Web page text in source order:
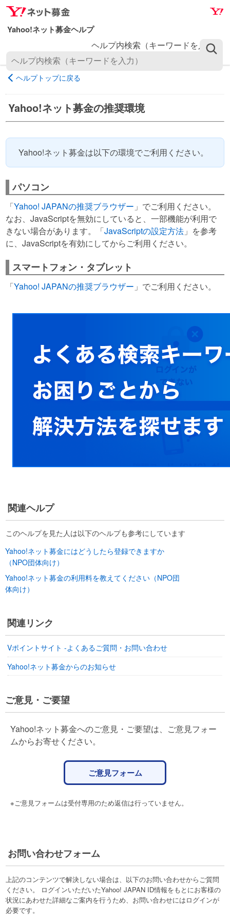
ナ
ビ
ゲ
シ
ョ
ン
ス
キ
ッ
メ
イ
ン
ン
テ
ン
へ
ス
キ
ヘルプ内検索（キーワードを入力）
ヘルプトップに戻る
Yahoo!ネット募金の推奨環境
Yahoo!ネット募金は以下の環境でご利用ください。
パソコン
「Yahoo! JAPANの推奨ブラウザー 」でご利用ください。
なお、JavaScriptを無効にしていると、一部機能が利用で
きない場合があります。「JavaScriptの設定方法 」を参考
に、JavaScriptを有効にしてからご利用ください。
スマートフォン・タブレット
「Yahoo! JAPANの推奨ブラウザー 」でご利用ください。
関連ヘルプ
このヘルプを見た人は以下のヘルプも参考にしています
Yahoo!ネット募金にはどうしたら登録できますか
（NPO団体向け）
Yahoo!ネット募金の利用料を教えてください（NPO団
体向け）
関連リンク
Vポイントサイト -よくあるご質問・お問い合わせ
Yahoo!ネット募金からのお知らせ
ご意見・ご要望
Yahoo!ネット募金へのご意見・ご要望は、ご意見フォー
ムからお寄せください。
ご意見フォーム
※ご意見フォームは受付専用のため返信は行っていません。
お問い合わせフォーム
上記のコンテンツで解決しない場合は、以下のお問い合わせからご質問
ください。 ログインいただいたYahoo! JAPAN ID情報をもとにお客様の
状況にあわせた詳細なご案内を行うため、お問い合わせにはログインが
必要です。